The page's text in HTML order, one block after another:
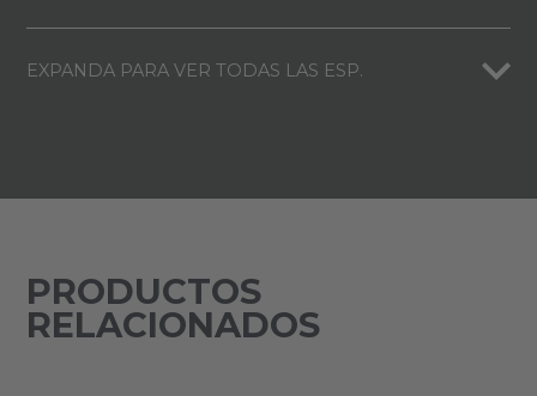
EXPANDA PARA VER TODAS LAS ESP.
PRODUCTOS
RELACIONADOS